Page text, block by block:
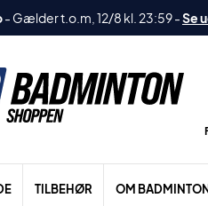
- Gælder t.o.m, 12/8 kl. 23:59-Se
TILBEHØR OM